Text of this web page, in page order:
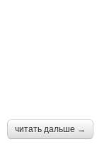
читать дальше →